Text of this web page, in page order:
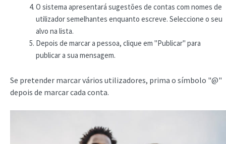
O sistema apresentará sugestões de contas com nomes de
utilizador semelhantes enquanto escreve. Seleccione o seu
alvo na lista.
Depois de marcar a pessoa, clique em "Publicar" para
publicar a sua mensagem.
Se pretender marcar vários utilizadores, prima o símbolo "@"
depois de marcar cada conta.